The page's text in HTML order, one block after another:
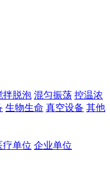
拌脱泡 混匀振荡 控温浓
生物生命 真空设备 其他
疗单位 企业单位